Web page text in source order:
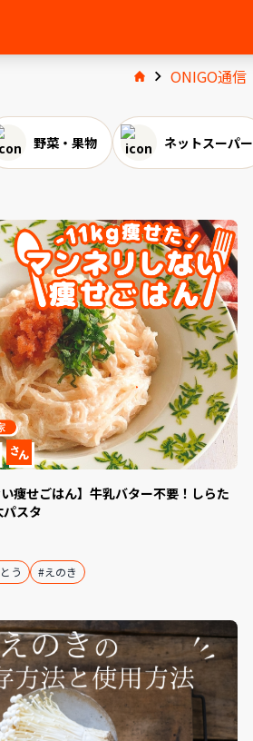
ONIGO通信
野菜・果物 ネットスーパー
痩せごはん】牛乳バター不要！しらた
スタ
う #えのき